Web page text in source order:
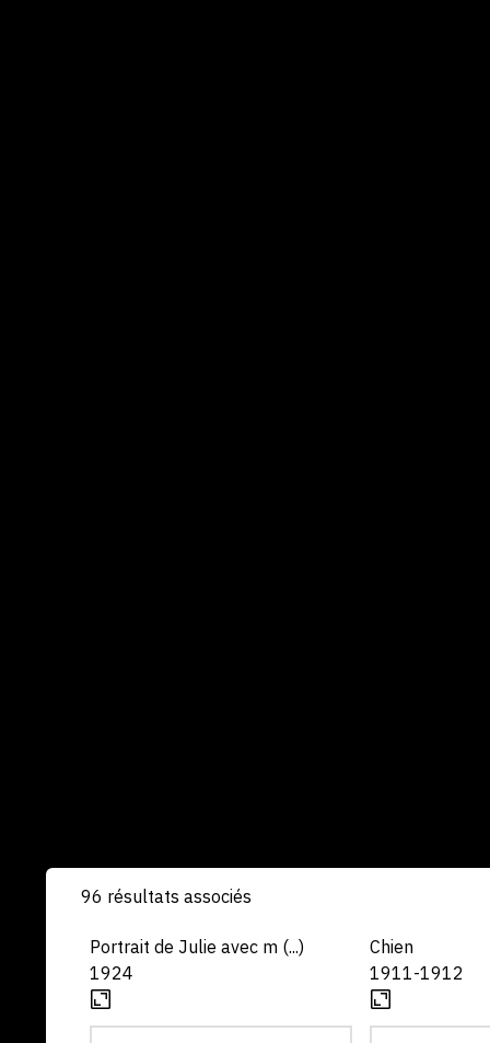
96 résultats associés
Portrait de Julie avec m (...)
1924
Chien
1911-1912